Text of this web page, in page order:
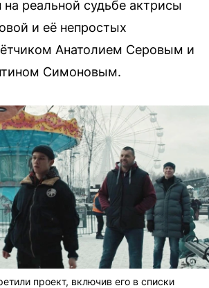
реальной судьбе актрисы
и её непростых
Анатолием Серовым и
Симоновым.
проект, включив его в списки